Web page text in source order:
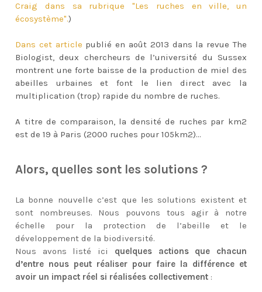
Craig dans sa rubrique "Les ruches en ville, un
écosystème".)
Dans cet article publié en août 2013 dans la revue The
Biologist, deux chercheurs de l’université du Sussex
montrent une forte baisse de la production de miel des
abeilles urbaines et font le lien direct avec la
multiplication (trop) rapide du nombre de ruches.
A titre de comparaison, la densité de ruches par km2
est de 19 à Paris (2000 ruches pour 105km2)…
Alors, quelles sont les solutions ?
La bonne nouvelle c’est que les solutions existent et
sont nombreuses. Nous pouvons tous agir à notre
échelle pour la protection de l’abeille et le
développement de la biodiversité.
Nous avons listé ici quelques actions que chacun
d’entre nous peut réaliser pour faire la différence et
avoir un impact réel si réalisées collectivement :